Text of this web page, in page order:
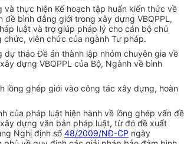
và thực hiện Kế hoạch tập huấn kiến thức về
đề bình đẳng giới trong xây dựng VBQPPL,
luật và trợ giúp pháp lý cho cán bộ chủ
chức, viên chức của ngành Tư pháp.
dự thảoĐề án thành lập nhóm chuyên gia về
dựng VBQPPL của Bộ, Ngành về bình
lồng ghép giới vào công tác xây dựng, hoàn
của pháp luật hiện hành về lồng ghép vấn đề
dựng văn bản pháp luật, từ đó đề xuất
Nghị định số48/2009/NĐ-CP ngày